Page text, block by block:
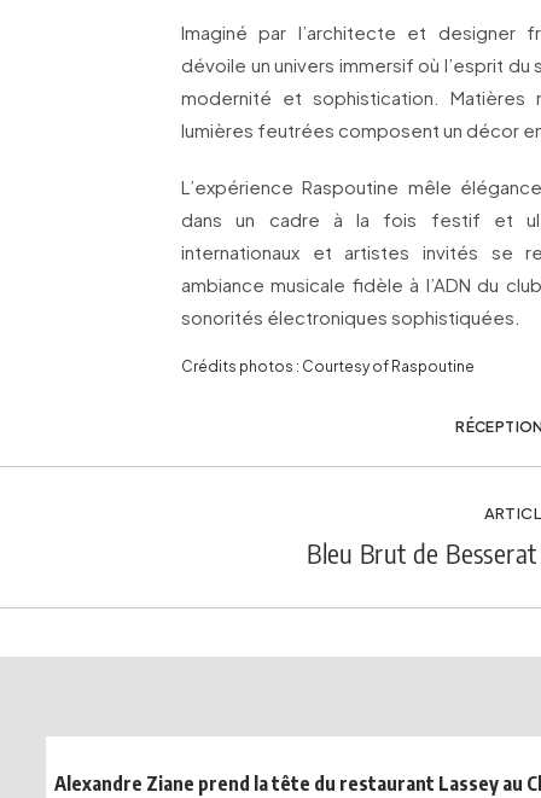
Imaginé par l’architecte et designer
dévoile un univers immersif où l’esprit
modernité et sophistication.
lumières feutrées composent un décor
L’expérience Raspoutine mêle
dans un cadre à la fois festif et
internationaux et artistes invités se
ambiance musicale fidèle à l’ADN du
sonorités électroniques sophistiquées.
Crédits photos : Courtesy of Raspoutine
Bleu Brut de
Alexandre Ziane prend la tête du restaurant Lassey au